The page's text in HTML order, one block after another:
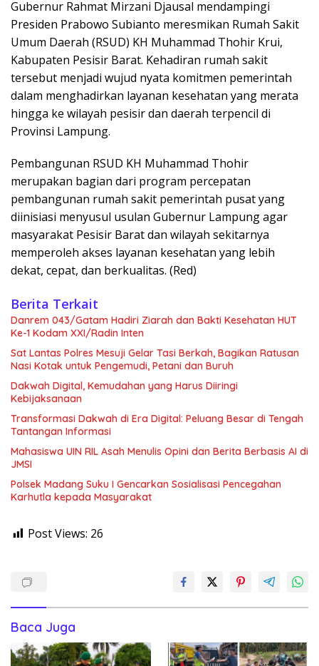
Gubernur Rahmat Mirzani Djausal mendampingi
Presiden Prabowo Subianto meresmikan Rumah Sakit
Umum Daerah (RSUD) KH Muhammad Thohir Krui,
Kabupaten Pesisir Barat. Kehadiran rumah sakit
tersebut menjadi wujud nyata komitmen pemerintah
dalam menghadirkan layanan kesehatan yang merata
hingga ke wilayah pesisir dan daerah terpencil di
Provinsi Lampung.
Pembangunan RSUD KH Muhammad Thohir
merupakan bagian dari program percepatan
pembangunan rumah sakit pemerintah pusat yang
diinisiasi menyusul usulan Gubernur Lampung agar
masyarakat Pesisir Barat dan wilayah sekitarnya
memperoleh akses layanan kesehatan yang lebih
dekat, cepat, dan berkualitas. (Red)
Berita Terkait
Danrem 043/Gatam Hadiri Ziarah dan Bakti Kesehatan HUT
Ke-1 Kodam XXI/Radin Inten
Sat Lantas Polres Mesuji Gelar Tasi Berkah, Bagikan Ratusan
Nasi Kotak untuk Pengemudi, Petani dan Buruh
Dakwah Digital, Kemudahan yang Harus Diiringi
Kebijaksanaan
Transformasi Dakwah di Era Digital: Peluang Besar di Tengah
Tantangan Informasi
Mahasiswa UIN RIL Asah Menulis Opini dan Berita Berbasis AI di
JMSI
Polsek Madang Suku I Gencarkan Sosialisasi Pencegahan
Karhutla kepada Masyarakat
Post Views: 26
Baca Juga